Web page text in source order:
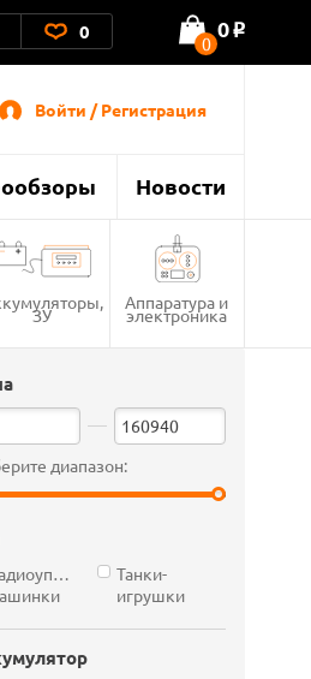
0 0
0 o
Войти / Регистрация
Новости
ЗУ
Аппаратура и
электроника
диапазон:
Танки-
игрушки